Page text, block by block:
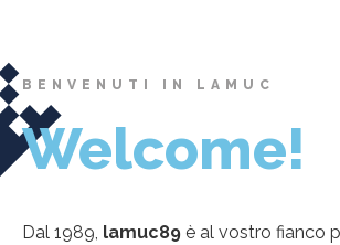
BENVENUTI IN LAMUC
Welcome!
Dal 1989, lamuc89 è al vostro fianco